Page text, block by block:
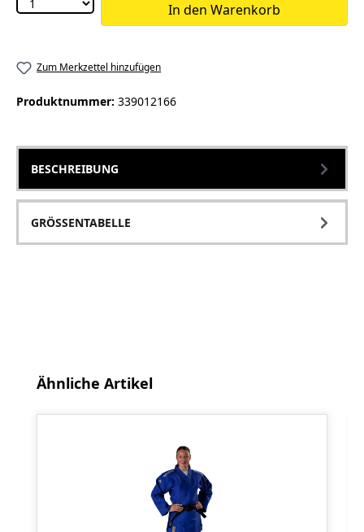
In den Warenkorb
Zum Merkzettel hinzufügen
Produktnummer: 339012166
BESCHREIBUNG
GRÖSSENTABELLE
Produktgalerie überspringen
Ähnliche Artikel